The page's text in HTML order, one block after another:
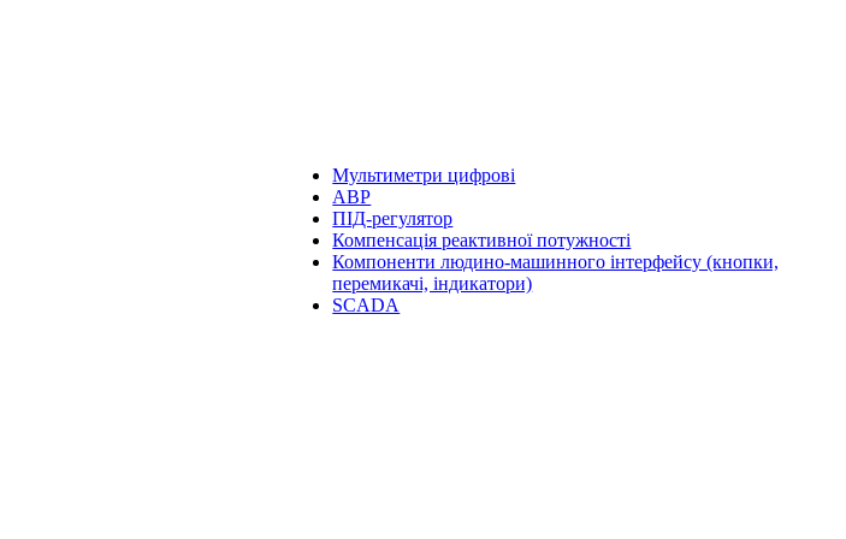
Мультиметри цифрові
АВР
ПІД-регулятор
Компенсація реактивної потужності
Компоненти людино-машинного інтерфейсу (кнопки,
перемикачі, індикатори)
SCADA